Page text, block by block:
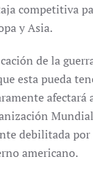
competitiva
y Asia.
de la
esta pueda
afectará
debilitada por
americano.